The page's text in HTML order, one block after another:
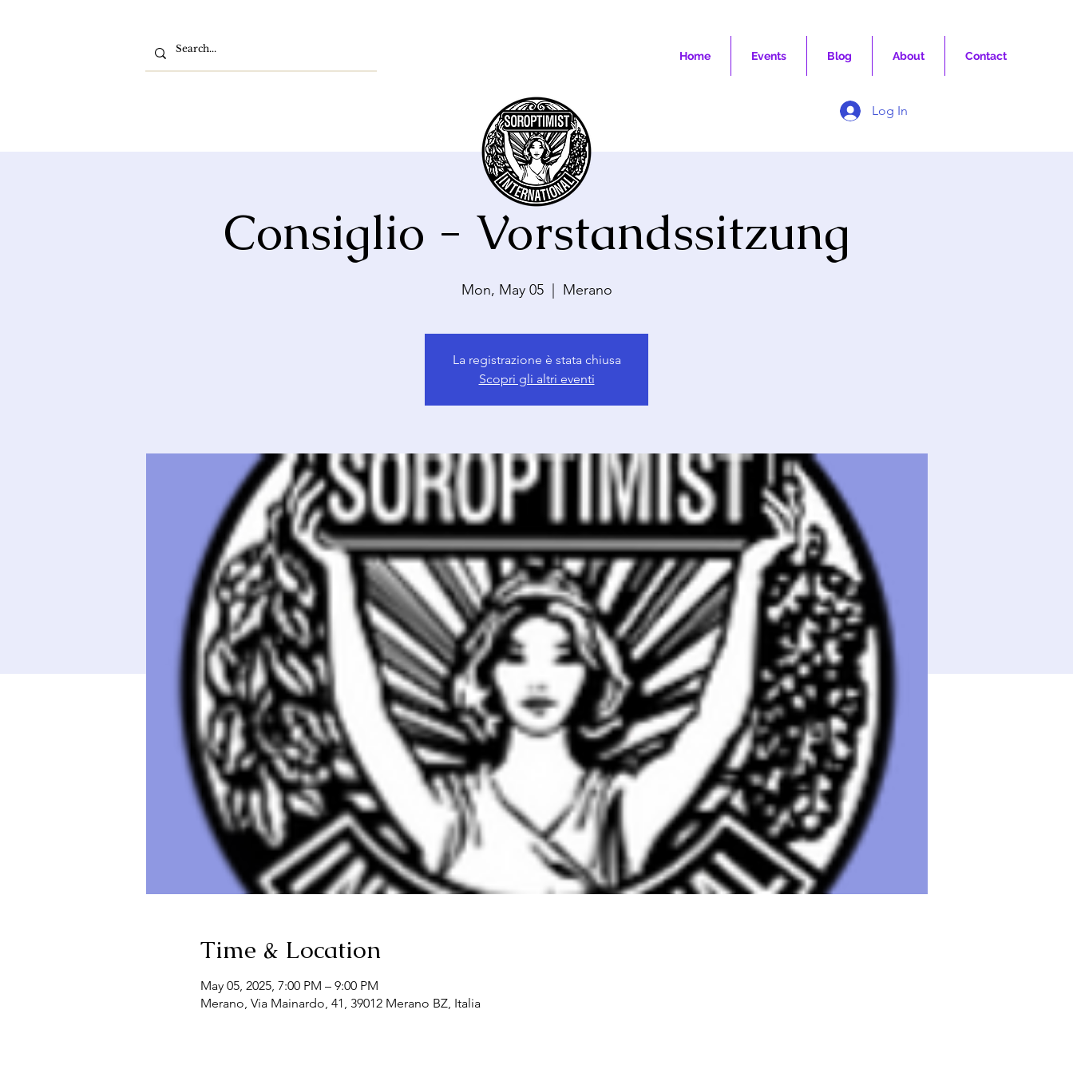
Home Events Blog About Contact
Log In
Consiglio - Vorstandssitzung
Mon, May 05
  |
Merano
La registrazione è stata chiusa
Scopri gli altri eventi
Time & Location
May 05, 2025, 7:00 PM – 9:00 PM
Merano, Via Mainardo, 41, 39012 Merano BZ, Italia